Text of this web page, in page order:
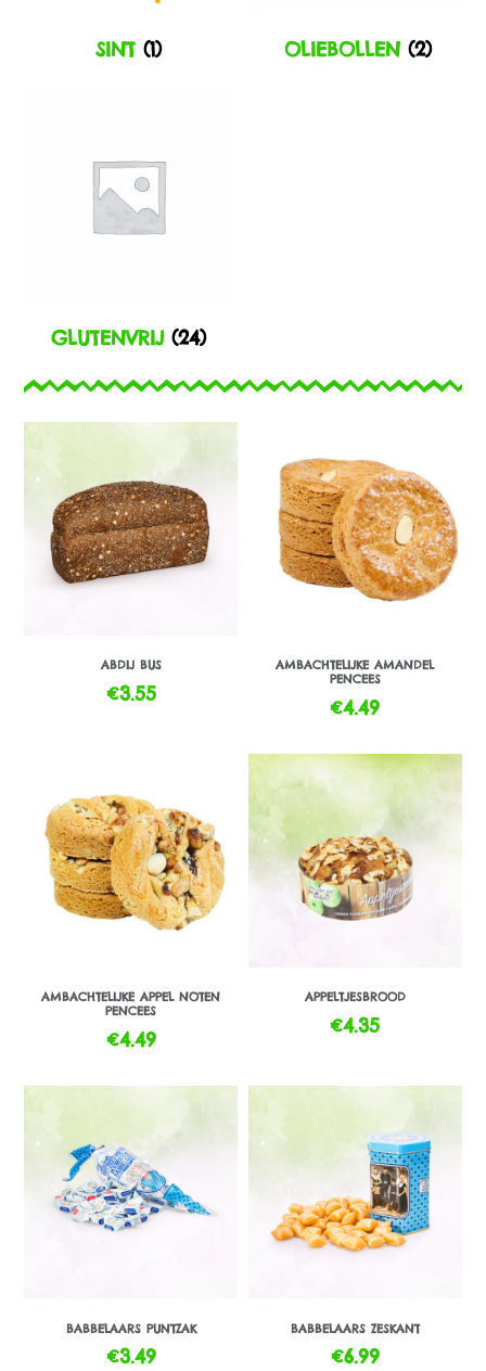
SINT (1) OLIEBOLLEN (2)
GLUTENVRIJ (24)
ABDIJ BUS
€3.55
AMBACHTELIJKE AMANDEL
PENCEES
€4.49
AMBACHTELIJKE APPEL NOTEN
PENCEES
€4.49
APPELTJESBROOD
€4.35
BABBELAARS PUNTZAK
€3.49
BABBELAARS ZESKANT
€6.99